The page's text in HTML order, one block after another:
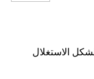
الاستغلال